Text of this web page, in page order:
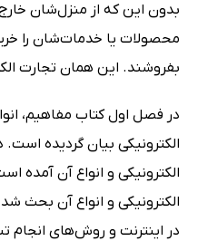
بدون این که از منزل‌شان خارج
محصولات یا خدمات‌شان را
بفروشند. این همان تجارت
در فصل اول کتاب مفاهیم،
الکترونیکی بیان گردیده
الکترونیکی و انواع آن آمده
الکترونیکی و انواع آن بحث
در اینترنت و روش‌های انجام